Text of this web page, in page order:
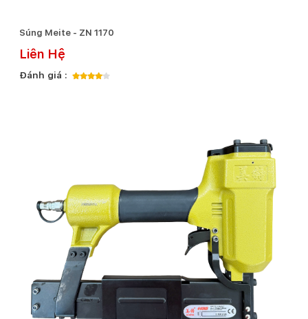
Súng Meite - ZN 1170
Liên Hệ
Đánh giá :